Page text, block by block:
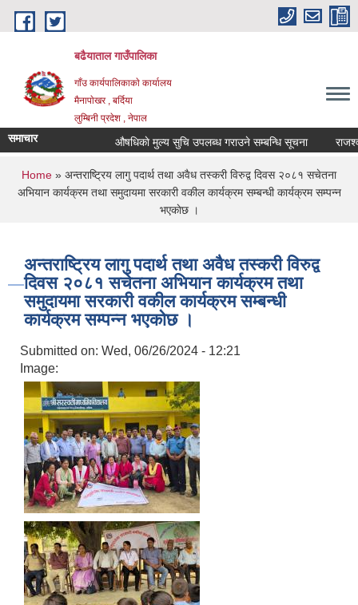
Skip to main content
बढैयाताल गाउँपालिका
गाँउ कार्यपालिकाकाे कार्यालय
मैनापाेखर , बर्दिया
लुम्बिनी प्रदेश , नेपाल
समाचार औषधिकाे मुल्य सुचि उपलब्ध गराउने सम्बन्धि सूचना राजश्व
You are here
Home » अन्तराष्ट्रिय लागु पदार्थ तथा अवैध तस्करी विरुद्व दिवस २०८१ सचेतना
अभियान कार्यक्रम तथा समुदायमा सरकारी वकील कार्यक्रम सम्बन्धी कार्यक्रम सम्पन्न
भएकाेछ ।
अन्तराष्ट्रिय लागु पदार्थ तथा अवैध तस्करी विरुद्व
दिवस २०८१ सचेतना अभियान कार्यक्रम तथा
समुदायमा सरकारी वकील कार्यक्रम सम्बन्धी
कार्यक्रम सम्पन्न भएकाेछ ।
Submitted on: Wed, 06/26/2024 - 12:21
Image: